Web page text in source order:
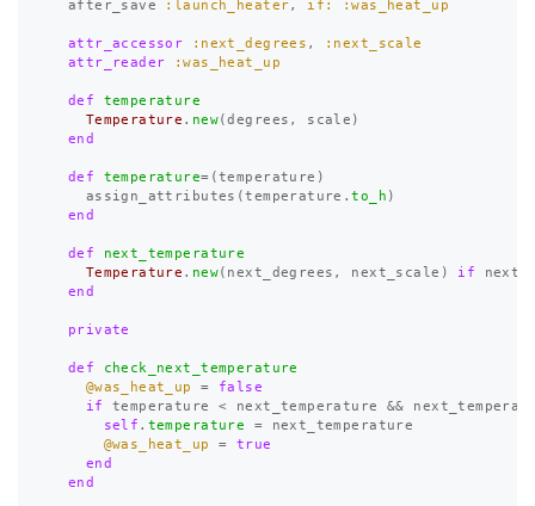
after_save :launch_heater, if: :was_heat_up
attr_accessor :next_degrees ,
:next_scale
attr_reader
:was_heat_up
def
temperature
Temperature . new(degrees , scale )
end
def temperature= (temperature )
assign_attributes (temperature .to_h )
end
def
next_temperature
Temperature . new( next_degrees , next_scale ) if
end
private
def
check_next_temperature
@was_heat_up
=
false
if
temperature < next_temperature &&
self . temperature =
next_temperature
@was_heat_up
=
true
end
end